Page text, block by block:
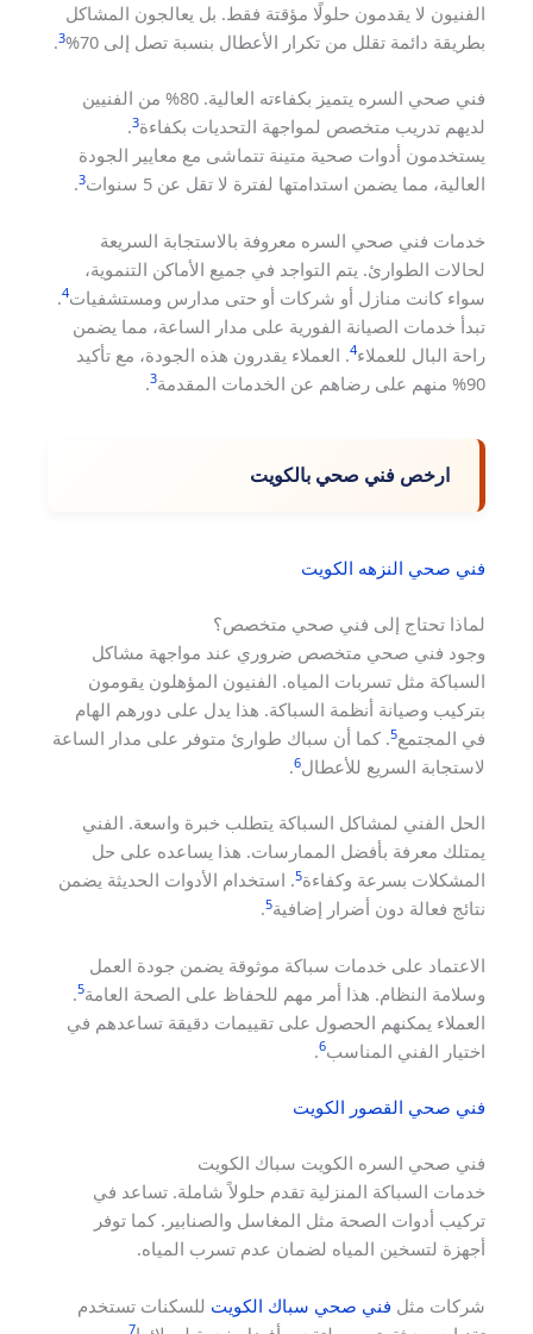
الفنيون لا يقدمون حلولًا مؤقتة فقط. بل يعالجون المشاكل
بطريقة دائمة تقلل من تكرار الأعطال بنسبة تصل إلى 70%
3
.
فني صحي السره يتميز بكفاءته العالية. 80% من الفنيين
لديهم تدريب متخصص لمواجهة التحديات بكفاءة3
.
يستخدمون أدوات صحية متينة تتماشى مع معايير الجودة
العالية، مما يضمن استدامتها لفترة لا تقل عن 5 سنوات
3
.
خدمات فني صحي السره معروفة بالاستجابة السريعة
لحالات الطوارئ. يتم التواجد في جميع الأماكن التنموية،
سواء كانت منازل أو شركات أو حتى مدارس ومستشفيات4
.
تبدأ خدمات الصيانة الفورية على مدار الساعة، مما يضمن
راحة البال للعملاء4. العملاء يقدرون هذه الجودة، مع تأكيد
90% منهم على رضاهم عن الخدمات المقدمة
3
.
ارخص فني صحي بالكويت
فني صحي النزهه الكويت
لماذا تحتاج إلى فني صحي متخصص؟
وجود فني صحي متخصص ضروري عند مواجهة مشاكل
السباكة مثل تسربات المياه. الفنيون المؤهلون يقومون
بتركيب وصيانة أنظمة السباكة. هذا يدل على دورهم الهام
في المجتمع5. كما أن سباك طوارئ متوفر على مدار الساعة
لاستجابة السريع للأعطال6
.
الحل الفني لمشاكل السباكة يتطلب خبرة واسعة. الفني
يمتلك معرفة بأفضل الممارسات. هذا يساعده على حل
المشكلات بسرعة وكفاءة5. استخدام الأدوات الحديثة يضمن
نتائج فعالة دون أضرار إضافية5
.
الاعتماد على خدمات سباكة موثوقة يضمن جودة العمل
وسلامة النظام. هذا أمر مهم للحفاظ على الصحة العامة5
.
العملاء يمكنهم الحصول على تقييمات دقيقة تساعدهم في
اختيار الفني المناسب6
.
فني صحي القصور الكويت
فني صحي السره الكويت سباك الكويت
خدمات السباكة المنزلية تقدم حلولاً شاملة. تساعد في
تركيب أدوات الصحة مثل المغاسل والصنابير. كما توفر
أجهزة لتسخين المياه لضمان عدم تسرب المياه.
شركات مثل فني صحي سباك الكويت للسكنات تستخدم
7